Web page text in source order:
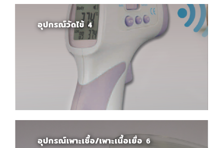
อุปกรณ์วัดไข้ 4
อุปกรณ์เพาะเชื้อ/เพาะเนื้อเยื่อ6